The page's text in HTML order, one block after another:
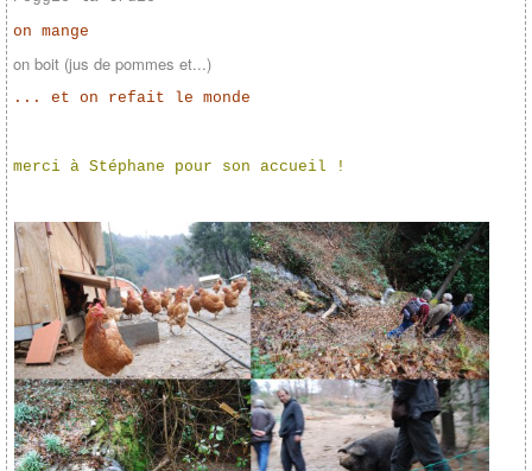
on mange
on boit (jus de pommes et...)
... et on refait le monde
merci à Stéphane pour son accueil !